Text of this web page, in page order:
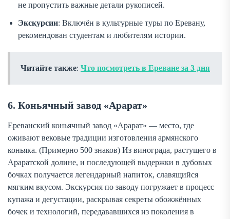
не пропустить важные детали рукописей.
Экскурсии: Включён в культурные туры по Еревану,
рекомендован студентам и любителям истории.
Читайте также: Что посмотреть в Ереване за 3 дня
6. Коньячный завод «Арарат»
Ереванский коньячный завод «Арарат» — место, где
оживают вековые традиции изготовления армянского
коньяка. (Примерно 500 знаков) Из винограда, растущего в
Араратской долине, и последующей выдержки в дубовых
бочках получается легендарный напиток, славящийся
мягким вкусом. Экскурсия по заводу погружает в процесс
купажа и дегустации, раскрывая секреты обожжённых
бочек и технологий, передававшихся из поколения в